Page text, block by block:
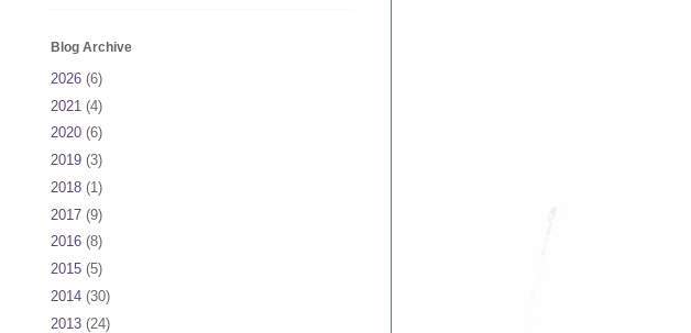
Blog Archive
2026 (6)
2021 (4)
2020 (6)
2019 (3)
2018 (1)
2017 (9)
2016 (8)
2015 (5)
2014 (30)
2013 (24)